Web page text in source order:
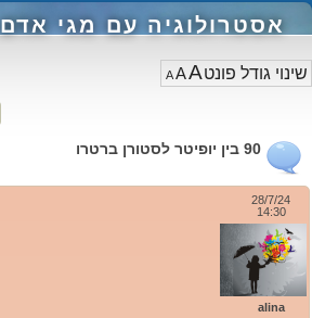
אסטרולוגיה עם מגי אדם
AAA
90 בין יופיטר לסטורן ברטרו
28/7/24
14:30
alina